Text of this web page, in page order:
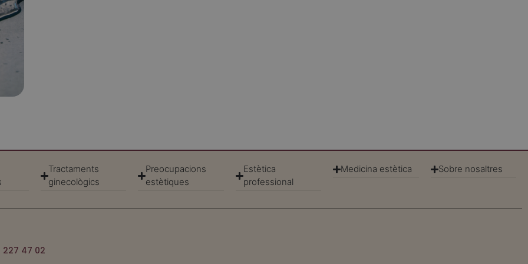
Tractaments
ginecològics
Preocupacions
estètiques
Estètica
professional
Medicina estètica Sobre nosaltres
227 47 02